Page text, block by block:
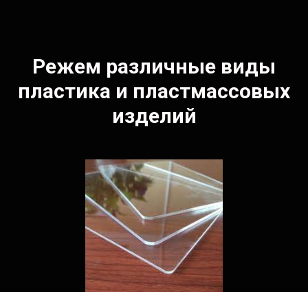
Режем различные виды
пластика и пластмассовых
изделий